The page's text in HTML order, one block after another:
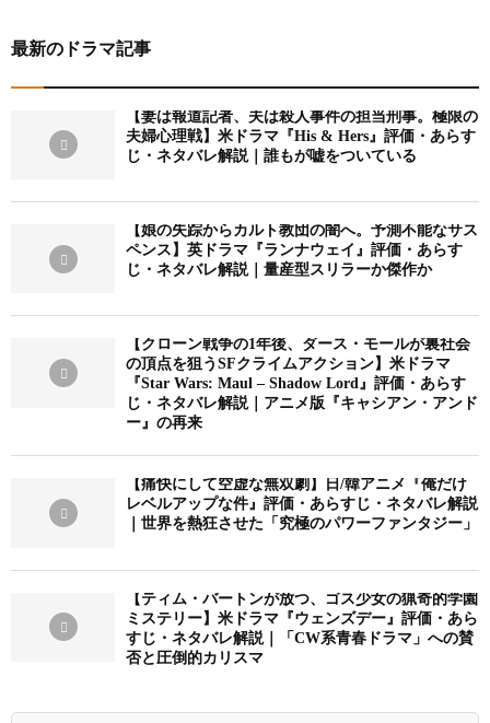
最新のドラマ記事
【妻は報道記者、夫は殺人事件の担当刑事。極限の
夫婦心理戦】米ドラマ『His & Hers』評価・あらす
じ・ネタバレ解説｜誰もが嘘をついている
【娘の失踪からカルト教団の闇へ。予測不能なサス
ペンス】英ドラマ『ランナウェイ』評価・あらす
じ・ネタバレ解説｜量産型スリラーか傑作か
【クローン戦争の1年後、ダース・モールが裏社会
の頂点を狙うSFクライムアクション】米ドラマ
『Star Wars: Maul – Shadow Lord』評価・あらす
じ・ネタバレ解説｜アニメ版『キャシアン・アンド
ー』の再来
【痛快にして空虚な無双劇】日/韓アニメ『俺だけ
レベルアップな件』評価・あらすじ・ネタバレ解説
｜世界を熱狂させた「究極のパワーファンタジー」
【ティム・バートンが放つ、ゴス少女の猟奇的学園
ミステリー】米ドラマ『ウェンズデー』評価・あら
すじ・ネタバレ解説｜「CW系青春ドラマ」への賛
否と圧倒的カリスマ